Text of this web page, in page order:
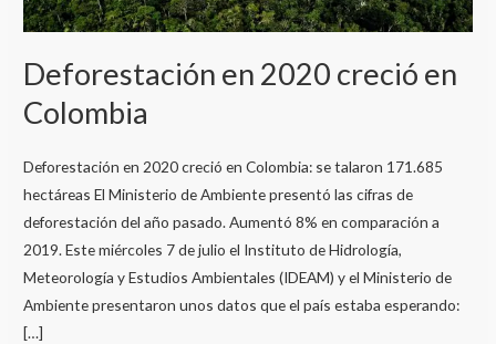
Deforestación en 2020 creció en
Colombia
Deforestación en 2020 creció en Colombia: se talaron 171.685
hectáreas El Ministerio de Ambiente presentó las cifras de
deforestación del año pasado. Aumentó 8% en comparación a
2019. Este miércoles 7 de julio el Instituto de Hidrología,
Meteorología y Estudios Ambientales (IDEAM) y el Ministerio de
Ambiente presentaron unos datos que el país estaba esperando:
[…]